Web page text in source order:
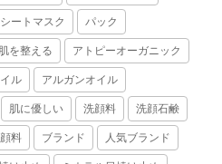
シートマスク パック
肌を整える アトピーオーガニック
ル アルガンオイル
肌に優しい 洗顔料 洗顔石鹸
料 ブランド 人気ブランド